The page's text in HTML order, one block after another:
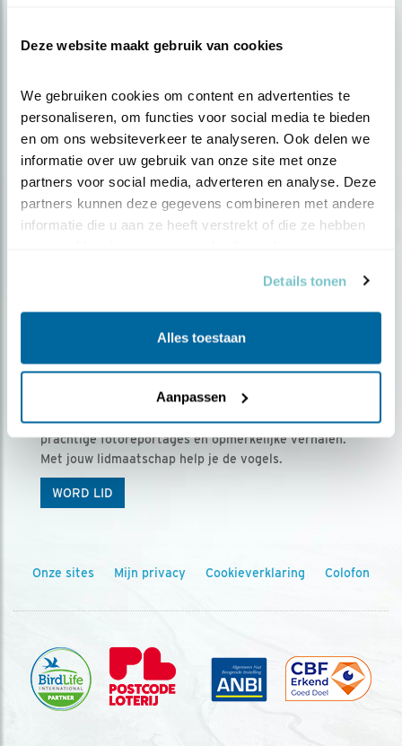
Deze website maakt gebruik van cookies
We gebruiken cookies om content en advertenties te
personaliseren, om functies voor social media te bieden
en om ons websiteverkeer te analyseren. Ook delen we
informatie over uw gebruik van onze site met onze
partners voor social media, adverteren en analyse. Deze
partners kunnen deze gegevens combineren met andere
informatie die u aan ze heeft verstrekt of die ze hebben
Details tonen
Alles toestaan
Aanpassen
Ontvang 5 x Vogels voor € 36,00 per jaar
Vogels is het tijdschrift voor onze leden, met
prachtige fotoreportages en opmerkelijke verhalen.
Met jouw lidmaatschap help je de vogels.
WORD LID
Onze sites Mijn privacy Cookieverklaring Colofon